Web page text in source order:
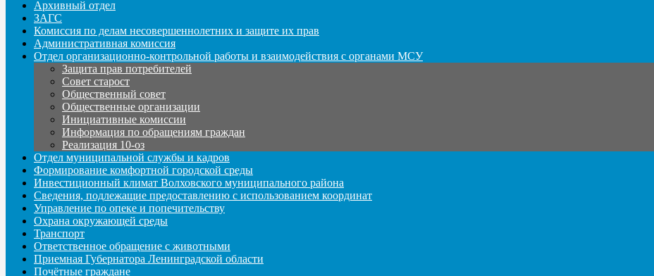
Архивный отдел
ЗАГС
Комиссия по делам несовершеннолетних и защите их прав
Административная комиссия
Отдел организационно-контрольной работы и взаимодействия с органами МСУ
Защита прав потребителей
Совет старост
Общественный совет
Общественные организации
Инициативные комиссии
Информация по обращениям граждан
Реализация 10-оз
Отдел муниципальной службы и кадров
Формирование комфортной городской среды
Инвестиционный климат Волховского муниципального района
Сведения, подлежащие предоставлению с использованием координат
Управление по опеке и попечительству
Охрана окружающей среды
Транспорт
Ответственное обращение с животными
Приемная Губернатора Ленинградской области
Почётные граждане